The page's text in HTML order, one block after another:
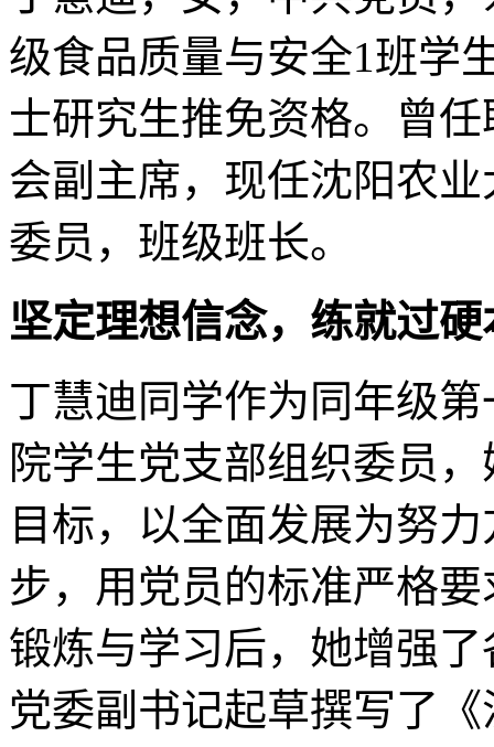
级食品质量与安全1班学
士研究生推免资格。曾
会副主席，现任沈阳农
委员，班级班长。
坚定理想信念，练就过硬
丁慧迪同学作为同年级
院学生党支部组织委员
目标，以全面发展为努
步，用党员的标准严格
锻炼与学习后，她增强
党委副书记起草撰写了